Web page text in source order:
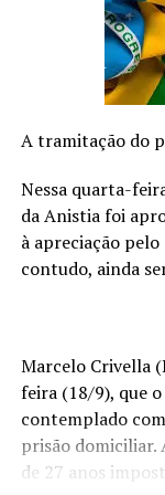
multiplicavam, e
de alegria ao
amoroso. Além
informações
animais,
Ao final do dia,
o sentimento de
da primeira-
muitos eventos
Paulo um lugar
A tramitação do
Nessa quarta-
da Anistia foi
à apreciação
contudo, ainda
Marcelo Crivella
feira (18/9), que
contemplado
prisão domiciliar.
de 27 anos